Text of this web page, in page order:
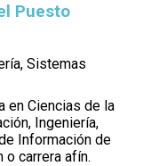
Puesto
Sistemas
en Ciencias de la
Ingeniería,
Información de
o carrera afín.